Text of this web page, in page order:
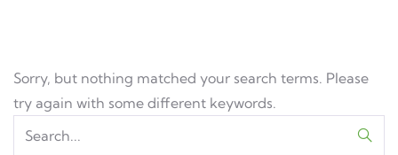
Sorry, but nothing matched your search terms. Please
try again with some different keywords.